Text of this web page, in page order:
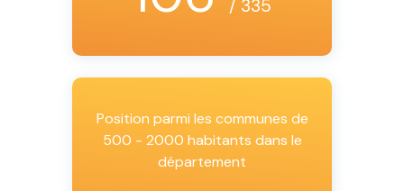
/ 335
Position parmi les communes de
500 - 2000 habitants dans le
département